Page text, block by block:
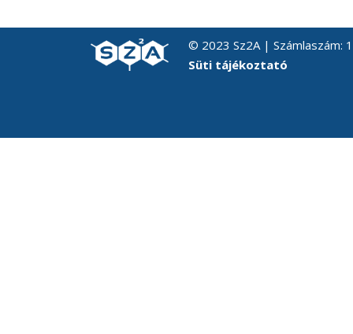
© 2023 Sz2A | Számlaszám:
Süti tájékoztató